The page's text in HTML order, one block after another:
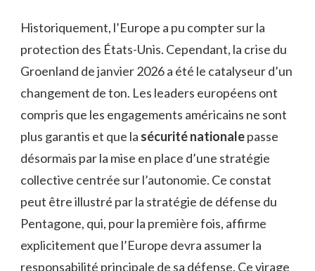
Historiquement, l’Europe a pu compter sur la
protection des États-Unis. Cependant, la crise du
Groenland de janvier 2026 a été le catalyseur d’un
changement de ton. Les leaders européens ont
compris que les engagements américains ne sont
plus garantis et que la sécurité nationalepasse
désormais par la mise en place d’une stratégie
collective centrée sur l’autonomie. Ce constat
peut être illustré par la stratégie de défense du
Pentagone, qui, pour la première fois, affirme
explicitement que l’Europe devra assumer la
responsabilité principale de sa défense. Ce virage